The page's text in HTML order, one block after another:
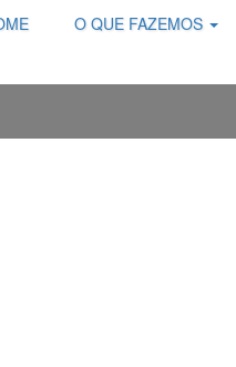
O QUE FAZEMOS